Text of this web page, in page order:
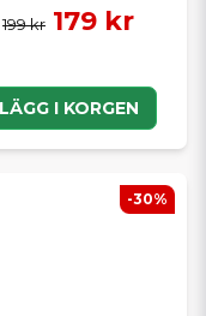
199 kr 179 kr
LÄGG I KORGEN
-30%